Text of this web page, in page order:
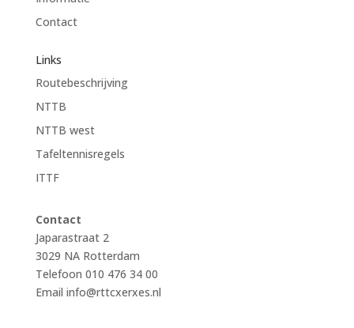
Contact
Links
Routebeschrijving
NTTB
NTTB west
Tafeltennisregels
ITTF
Contact
Japarastraat 2
3029 NA Rotterdam
Telefoon 010 476 34 00
Email info@rttcxerxes.nl